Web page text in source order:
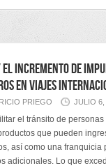
el Incremento de
en viajes
PRIEGO JULIO 6,
el tránsito de
que pueden
así como una franquicia
adicionales. Lo que